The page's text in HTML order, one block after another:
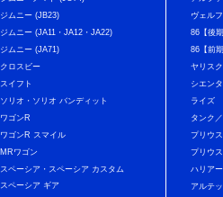
ジムニー (JB23)
ジムニー (JA11・JA12・JA22)
ジムニー (JA71)
クロスビー
スイフト
ソリオ・ソリオ バンディット
ワゴンR
ワゴンR スマイル
MRワゴン
スペーシア・スペーシア カスタム
スペーシア ギア
ヴェル
86【後
86【前
ヤリス
シエンタ
ライズ
タンク
プリウス
プリウ
ハリアー
アルテ